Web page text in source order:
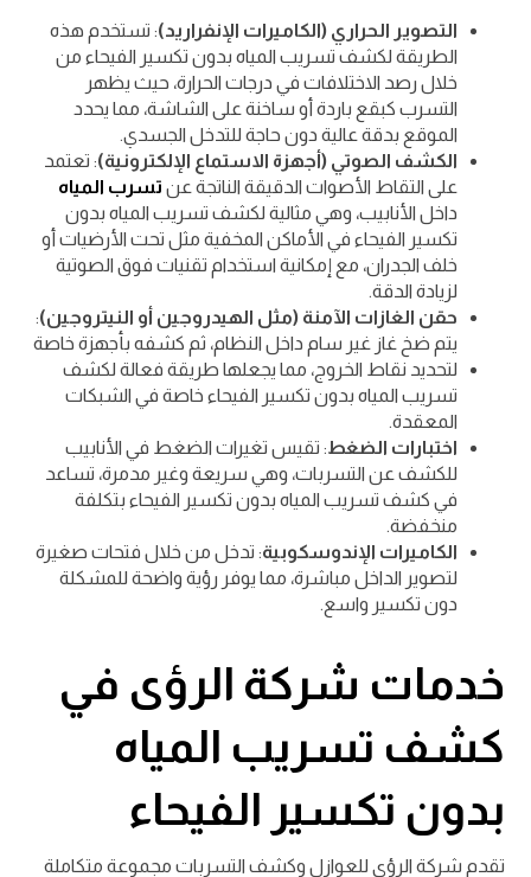
التصوير الحراري (الكاميرات الإنفراريد): تستخدم هذه
الطريقة لكشف تسريب المياه بدون تكسير الفيحاء من
خلال رصد الاختلافات في درجات الحرارة، حيث يظهر
التسرب كبقع باردة أو ساخنة على الشاشة، مما يحدد
الموقع بدقة عالية دون حاجة للتدخل الجسدي.
الكشف الصوتي (أجهزة الاستماع الإلكترونية): تعتمد
على التقاط الأصوات الدقيقة الناتجة عن تسرب المياه
داخل الأنابيب، وهي مثالية لكشف تسريب المياه بدون
تكسير الفيحاء في الأماكن المخفية مثل تحت الأرضيات أو
خلف الجدران، مع إمكانية استخدام تقنيات فوق الصوتية
لزيادة الدقة.
حقن الغازات الآمنة (مثل الهيدروجين أو النيتروجين):
يتم ضخ غاز غير سام داخل النظام، ثم كشفه بأجهزة خاصة
لتحديد نقاط الخروج، مما يجعلها طريقة فعالة لكشف
تسريب المياه بدون تكسير الفيحاء خاصة في الشبكات
المعقدة.
اختبارات الضغط: تقيس تغيرات الضغط في الأنابيب
للكشف عن التسربات، وهي سريعة وغير مدمرة، تساعد
في كشف تسريب المياه بدون تكسير الفيحاء بتكلفة
منخفضة.
الكاميرات الإندوسكوبية: تدخل من خلال فتحات صغيرة
لتصوير الداخل مباشرة، مما يوفر رؤية واضحة للمشكلة
دون تكسير واسع.
خدمات شركة الرؤى في
كشف تسريب المياه
بدون تكسير الفيحاء
تقدم شركة الرؤى للعوازل وكشف التسربات مجموعة متكاملة